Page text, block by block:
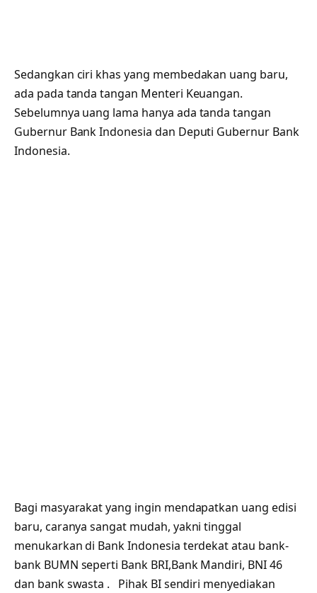
Sedangkan ciri khas yang membedakan uang baru,
ada pada tanda tangan Menteri Keuangan.
Sebelumnya uang lama hanya ada tanda tangan
Gubernur Bank Indonesia dan Deputi Gubernur Bank
Indonesia.
Bagi masyarakat yang ingin mendapatkan uang edisi
baru, caranya sangat mudah, yakni tinggal
menukarkan di Bank Indonesia terdekat atau bank-
bank BUMN seperti Bank BRI,Bank Mandiri, BNI 46
dan bank swasta . Pihak BI sendiri menyediakan